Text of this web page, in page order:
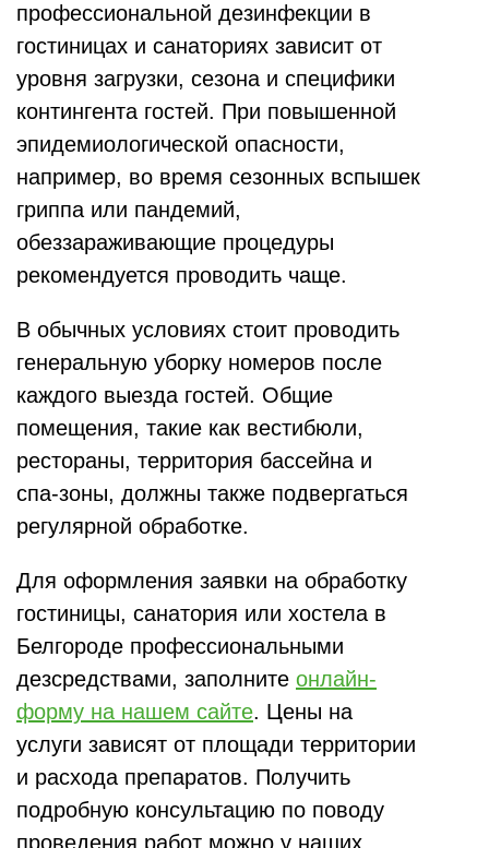
профессиональной дезинфекции в
гостиницах и санаториях зависит от
уровня загрузки, сезона и специфики
контингента гостей. При повышенной
эпидемиологической опасности,
например, во время сезонных вспышек
гриппа или пандемий,
обеззараживающие процедуры
рекомендуется проводить чаще.
В обычных условиях стоит проводить
генеральную уборку номеров после
каждого выезда гостей. Общие
помещения, такие как вестибюли,
рестораны, территория бассейна и
спа-зоны, должны также подвергаться
регулярной обработке.
Для оформления заявки на обработку
гостиницы, санатория или хостела в
Белгороде профессиональными
дезсредствами, заполните онлайн-
форму на нашем сайте. Цены на
услуги зависят от площади территории
и расхода препаратов. Получить
подробную консультацию по поводу
проведения работ можно у наших